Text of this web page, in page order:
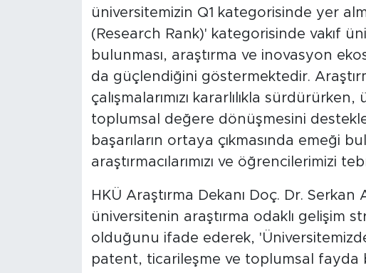
üniversitemizin Q1 kategorisinde yer
(Research Rank)' kategorisinde vakıf
bulunması, araştırma ve inovasyon
da güçlendiğini göstermektedir.
çalışmalarımızı kararlılıkla
toplumsal değere dönüşmesini
başarıların ortaya çıkmasında emeği
araştırmacılarımızı ve öğrencilerimizi
HKÜ Araştırma Dekanı Doç. Dr.
üniversitenin araştırma odaklı gelişim
olduğunu ifade ederek,
patent, ticarileşme ve toplumsal